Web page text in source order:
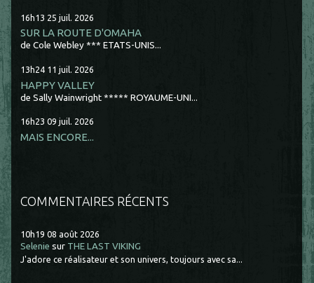
16h13 25 juil. 2026
SUR LA ROUTE D'OMAHA
de Cole Webley *** ETATS-UNIS...
13h24 11 juil. 2026
HAPPY VALLEY
de Sally Wainwright ***** ROYAUME-UNI...
16h23 09 juil. 2026
MAIS ENCORE...
COMMENTAIRES RÉCENTS
10h19 08 août 2026
Selenie sur THE LAST VIKING
J'adore ce réalisateur et son univers, toujours avec sa...